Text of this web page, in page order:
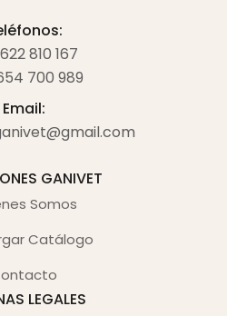
810 167
700 989
Email:
GANIVET
Somos
Catálogo
LEGALES